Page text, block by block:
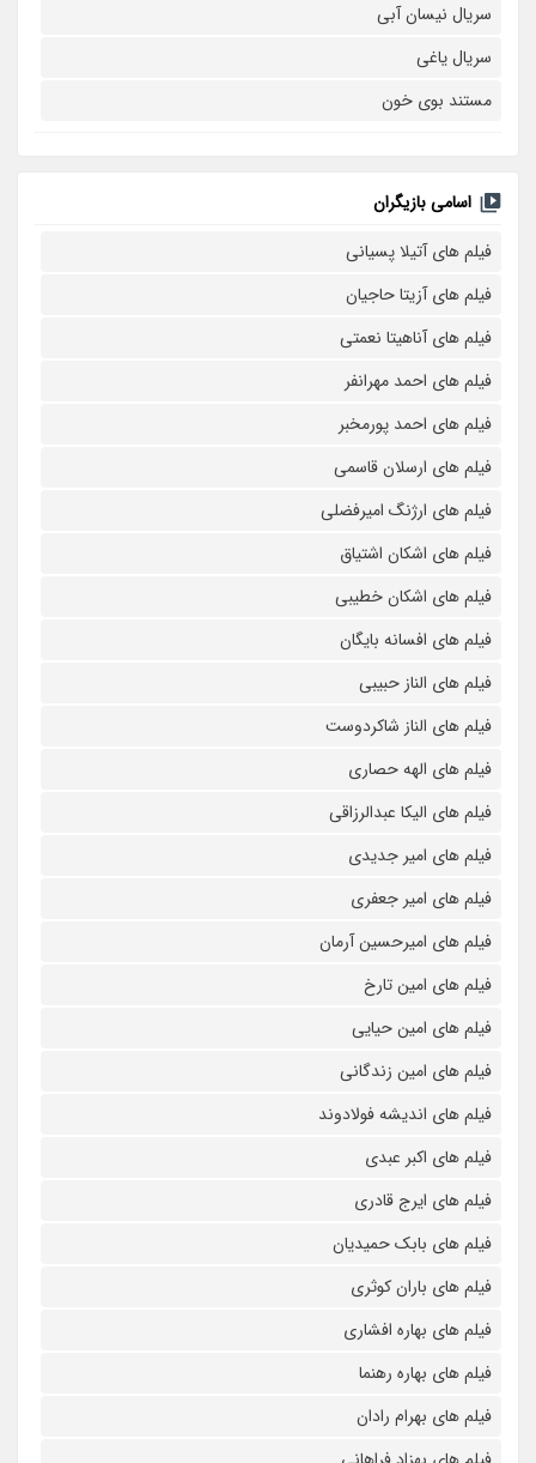
سریال نیسان آبی
سریال یاغی
مستند بوی خون
اسامی بازیگران
فیلم های آتیلا پسیانی
فیلم های آزیتا حاجیان
فیلم های آناهیتا نعمتی
فیلم های احمد مهرانفر
فیلم های احمد پورمخبر
فیلم های ارسلان قاسمی
فیلم های ارژنگ امیرفضلی
فیلم های اشکان اشتیاق
فیلم های اشکان خطیبی
فیلم های افسانه بایگان
فیلم های الناز حبیبی
فیلم های الناز شاکردوست
فیلم های الهه حصاری
فیلم های الیکا عبدالرزاقی
فیلم های امیر جدیدی
فیلم های امیر جعفری
فیلم های امیرحسین آرمان
فیلم های امین تارخ
فیلم های امین حیایی
فیلم های امین زندگانی
فیلم های اندیشه فولادوند
فیلم های اکبر عبدی
فیلم های ایرج قادری
فیلم های بابک حمیدیان
فیلم های باران کوثری
فیلم های بهاره افشاری
فیلم های بهاره رهنما
فیلم های بهرام رادان